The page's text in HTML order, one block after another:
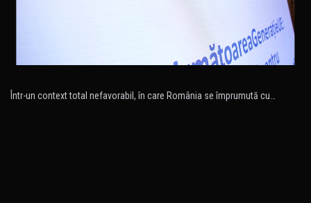
Într-un context total nefavorabil, în care România se împrumută cu…